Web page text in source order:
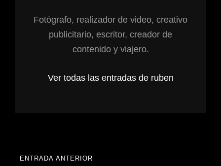
Fotógrafo, realizador de video, creativo
publicitario, escritor, creador de
contenido y viajero.
Ver todas las entradas de ruben
Navegación
ENTRADA
ENTRADA ANTERIOR